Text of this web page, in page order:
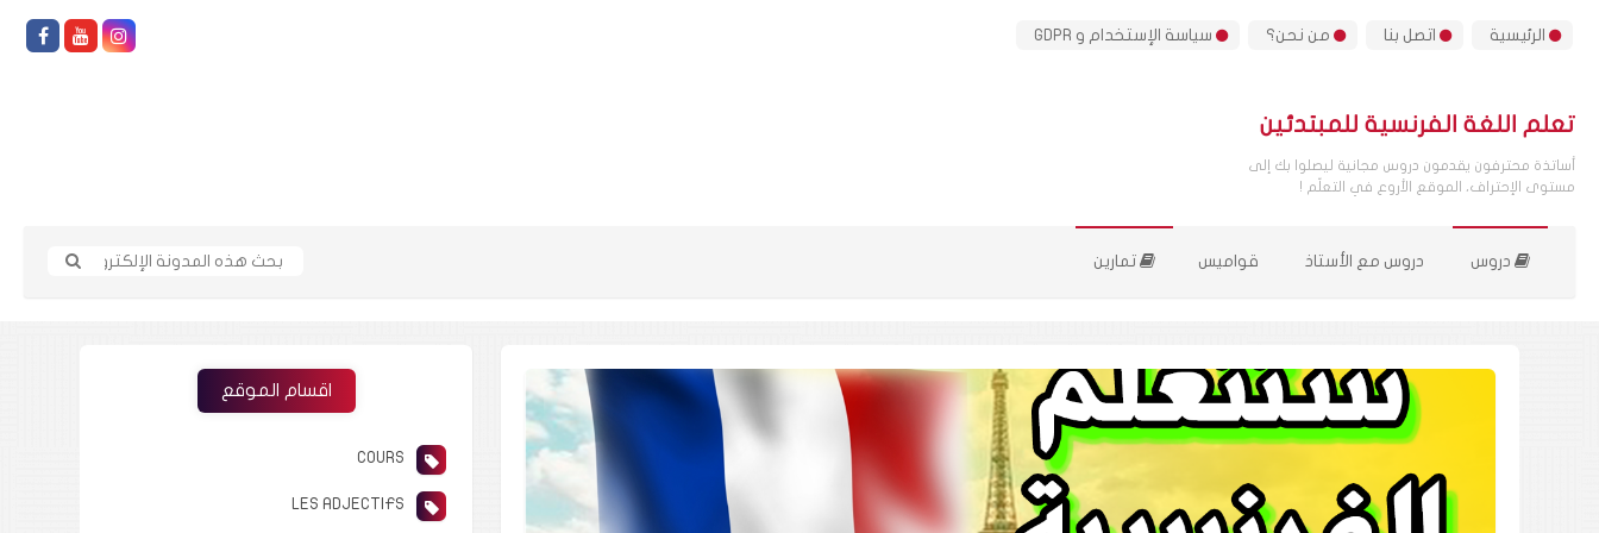
الرئيسية اتصل بنا من نحن؟ سياسة الإستخدام و GDPR
تعلم اللغة الفرنسية للمبتدئين
أساتذة محترفون يقدمون دروس مجانية ليصلوا بك إلى
مستوى الإحتراف، الموقع الأروع في التعلّم !
دروس دروس مع الأستاذ قواميس تمارين
اقسام الموقع
COURS
LES ADJECTIFS